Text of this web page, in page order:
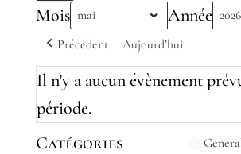
Mois Année
Précédent Aujourd’hui
Il n’y a aucun évènement
période.
Catégories